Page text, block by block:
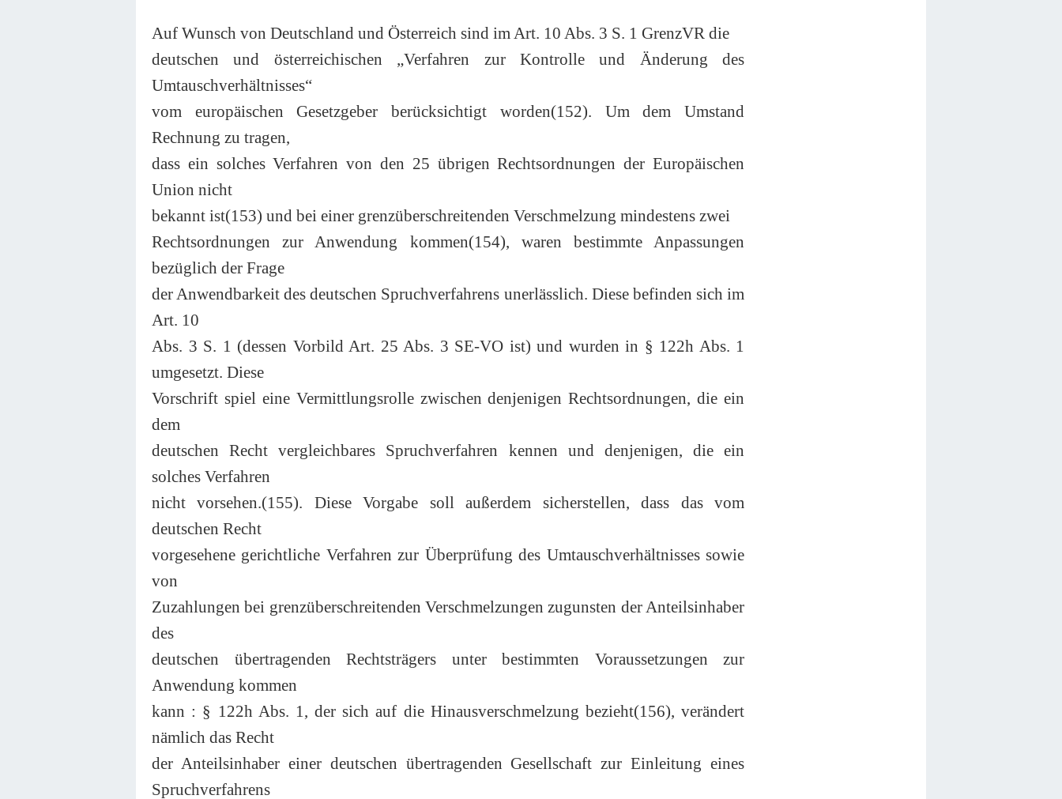
Auf Wunsch von Deutschland und Österreich sind im Art. 10 Abs. 3 S. 1 GrenzVR die
deutschen und österreichischen „Verfahren zur Kontrolle und Änderung des
Umtauschverhältnisses“
vom europäischen Gesetzgeber berücksichtigt worden(152). Um dem Umstand
Rechnung zu tragen,
dass ein solches Verfahren von den 25 übrigen Rechtsordnungen der Europäischen
Union nicht
bekannt ist(153) und bei einer grenzüberschreitenden Verschmelzung mindestens zwei
Rechtsordnungen zur Anwendung kommen(154), waren bestimmte Anpassungen
bezüglich der Frage
der Anwendbarkeit des deutschen Spruchverfahrens unerlässlich. Diese befinden sich im
Art. 10
Abs. 3 S. 1 (dessen Vorbild Art. 25 Abs. 3 SE-VO ist) und wurden in § 122h Abs. 1
umgesetzt. Diese
Vorschrift spiel eine Vermittlungsrolle zwischen denjenigen Rechtsordnungen, die ein
dem
deutschen Recht vergleichbares Spruchverfahren kennen und denjenigen, die ein
solches Verfahren
nicht vorsehen.(155). Diese Vorgabe soll außerdem sicherstellen, dass das vom
deutschen Recht
vorgesehene gerichtliche Verfahren zur Überprüfung des Umtauschverhältnisses sowie
von
Zuzahlungen bei grenzüberschreitenden Verschmelzungen zugunsten der Anteilsinhaber
des
deutschen übertragenden Rechtsträgers unter bestimmten Voraussetzungen zur
Anwendung kommen
kann : § 122h Abs. 1, der sich auf die Hinausverschmelzung bezieht(156), verändert
nämlich das Recht
der Anteilsinhaber einer deutschen übertragenden Gesellschaft zur Einleitung eines
Spruchverfahrens